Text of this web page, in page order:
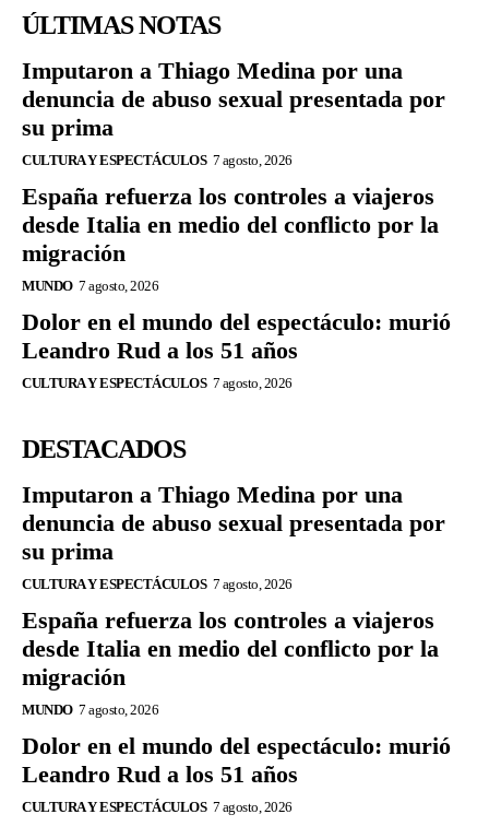
ÚLTIMAS NOTAS
Imputaron a Thiago Medina por una
denuncia de abuso sexual presentada por
su prima
CULTURA Y ESPECTÁCULOS 7 agosto, 2026
España refuerza los controles a viajeros
desde Italia en medio del conflicto por la
migración
MUNDO 7 agosto, 2026
Dolor en el mundo del espectáculo: murió
Leandro Rud a los 51 años
CULTURA Y ESPECTÁCULOS 7 agosto, 2026
DESTACADOS
Imputaron a Thiago Medina por una
denuncia de abuso sexual presentada por
su prima
CULTURA Y ESPECTÁCULOS 7 agosto, 2026
España refuerza los controles a viajeros
desde Italia en medio del conflicto por la
migración
MUNDO 7 agosto, 2026
Dolor en el mundo del espectáculo: murió
Leandro Rud a los 51 años
CULTURA Y ESPECTÁCULOS 7 agosto, 2026